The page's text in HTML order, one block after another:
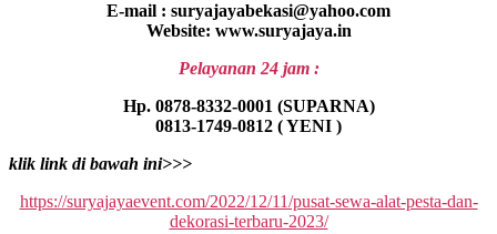
E-mail : suryajayabekasi@yahoo.com
Website: www.suryajaya.in
Pelayanan 24 jam :
Hp. 0878-8332-0001 (SUPARNA)
0813-1749-0812 ( YENI )
klik link di bawah ini>>>
https://suryajayaevent.com/2022/12/11/pusat-sewa-alat-pesta-dan-
dekorasi-terbaru-2023/